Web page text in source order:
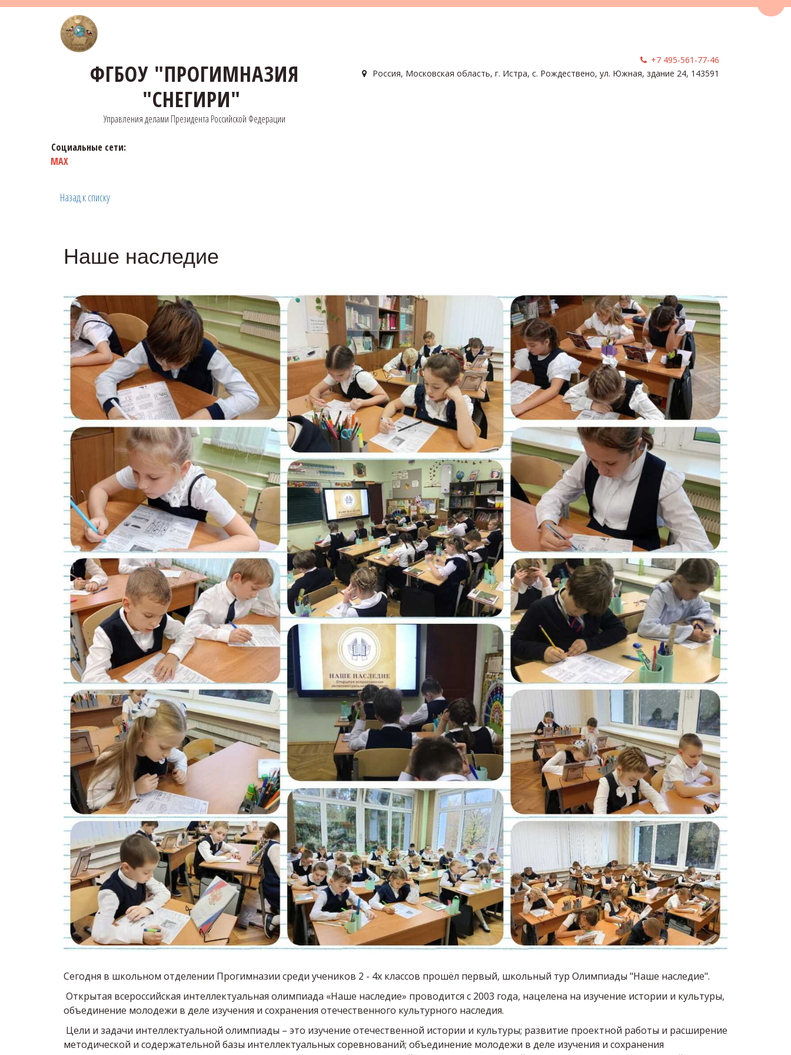
ФГБОУ "ПРОГИМНАЗИЯ
"СНЕГИРИ"
Управления делами Президента Российской Федерации
Социальные сети:
MAX
+7 495-561-77-46
Россия, Московская область, г. Истра, с. Рождествено, ул. Южная, здание 24, 143591
Назад к списку
Наше наследие
Сегодня в школьном отделении Прогимназии среди учеников 2 - 4х классов прошёл первый, школьный тур Олимпиады "Наше наследие".
Открытая всероссийская интеллектуальная олимпиада «Наше наследие» проводится с 2003 года, нацелена на изучение истории и культуры,
объединение молодежи в деле изучения и сохранения отечественного культурного наследия.
Цели и задачи интеллектуальной олимпиады – это изучение отечественной истории и культуры; развитие проектной работы и расширение
методической и содержательной базы интеллектуальных соревнований; объединение молодежи в деле изучения и сохранения